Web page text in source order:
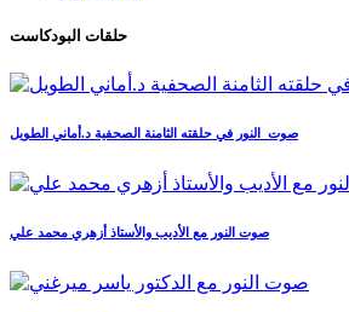
حلقات البودكاست
صوت_النور في حلقته الثامنة الصحفية د.أماني الطويل
صوت النور مع الأديب والأستاذ أزهري محمد علي